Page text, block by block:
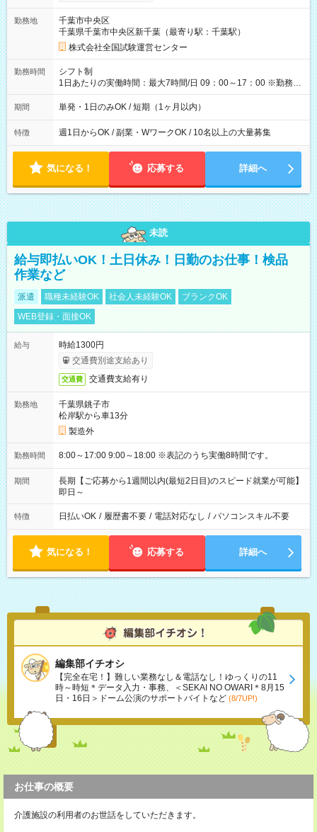
例】 ・河合塾模擬試験 8:30～17:30（休憩1時間） 時給1,300円
×8時間＝日収10,400円＋交通費 ※当日の役割により時給＋100
円の場合あり ・国家試験 7:00～13:30（休憩なし） 時給1,300
円（役割手当＋100円）×6時間＝日収8,400円＋交通費 【試用期
間】試用期間なし
勤務地
千葉市中央区
千葉県千葉市中央区新千葉（最寄り駅：千葉駅）
株式会社全国試験運営センター
勤務時間
シフト制
1日あたりの実働時間：最大7時間/日 09：00～17：00 ※勤務時
間は 試験により異なります。
期間 単発・1日のみOK / 短期（1ヶ月以内）
特徴 週1日からOK / 副業・WワークOK / 10名以上の大量募集
気になる！ 応募する 詳細へ
未読
給与即払いOK！土日休み！日勤のお仕事！検品
作業など
派遣 職種未経験OK 社会人未経験OK
ブランクOK
WEB登録・面接OK
給与
時給1300円
交通費別途支給あり
交通費 交通費支給有り
勤務地
千葉県銚子市
松岸駅から車13分
製造外
勤務時間 8:00～17:00 9:00～18:00 ※表記のうち実働8時間です。
期間
長期【ご応募から1週間以内(最短2日目)のスピード就業が可能】
即日～
特徴 日払いOK / 履歴書不要 / 電話対応なし / パソコンスキル不要
気になる！ 応募する 詳細へ
編集部イチオシ
【完全在宅！】難しい業務なし＆電話なし！ゆっくりの11
時～時短＊データ入力・事務、＜SEKAI NO OWARI＊8月15
日・16日＞ドーム公演のサポートバイトなど (8/7UP!)
お仕事の概要
介護施設の利用者のお世話をしていただきます。